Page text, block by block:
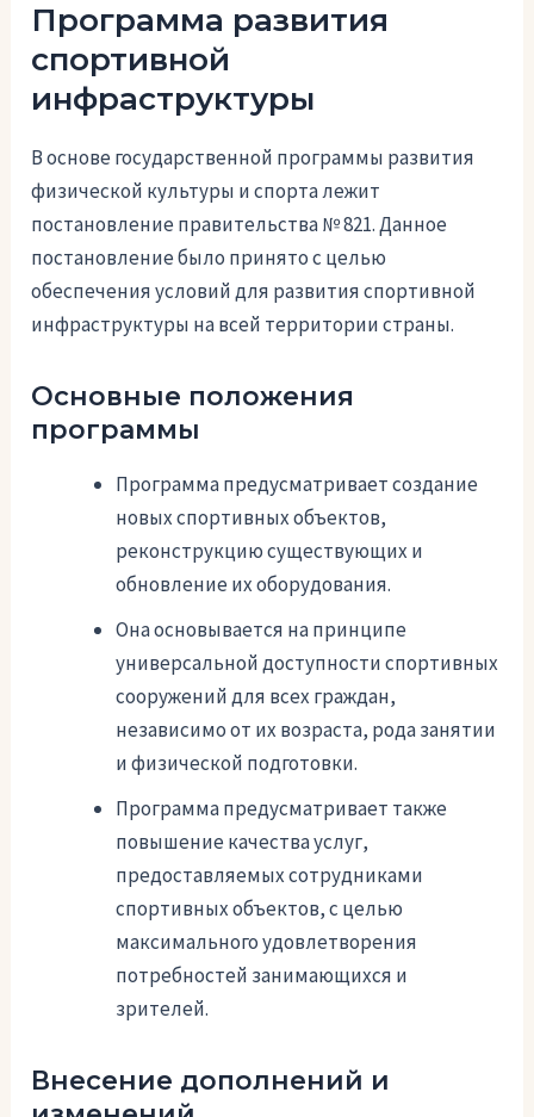
Программа развития
спортивной
инфраструктуры
В основе государственной программы развития
физической культуры и спорта лежит
постановление правительства № 821. Данное
постановление было принято с целью
обеспечения условий для развития спортивной
инфраструктуры на всей территории страны.
Основные положения
программы
Программа предусматривает создание
новых спортивных объектов,
реконструкцию существующих и
обновление их оборудования.
Она основывается на принципе
универсальной доступности спортивных
сооружений для всех граждан,
независимо от их возраста, рода занятии
и физической подготовки.
Программа предусматривает также
повышение качества услуг,
предоставляемых сотрудниками
спортивных объектов, с целью
максимального удовлетворения
потребностей занимающихся и
зрителей.
Внесение дополнений и